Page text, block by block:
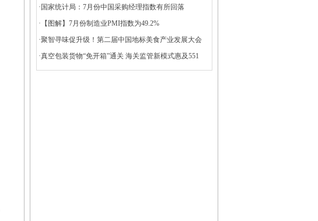
饮电子证照核验应用
· 国家统计局：7月份中国采购经理指数有所回落
· 【图解】7月份制造业PMI指数为49.2%
·聚智寻味促升级！第二届中国地标美食产业发展大会
在湖南资兴成功举办
·真空包装货物“免开箱”通关 海关监管新模式惠及551
家高新技术企业